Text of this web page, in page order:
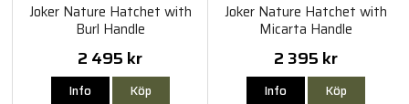
Joker Nature Hatchet with
Burl Handle
2 495 kr
Info Köp
Joker Nature Hatchet with
Micarta Handle
2 395 kr
Info Köp